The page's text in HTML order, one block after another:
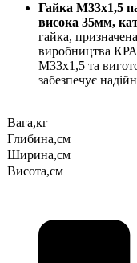
Гайка М33х1,5
висока 35мм,
гайка,
виробництва
M33х1,5 та
забезпечує
Вага,кг
Глибина,см
Ширина,см
Висота,см